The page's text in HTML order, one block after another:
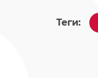
Теги: